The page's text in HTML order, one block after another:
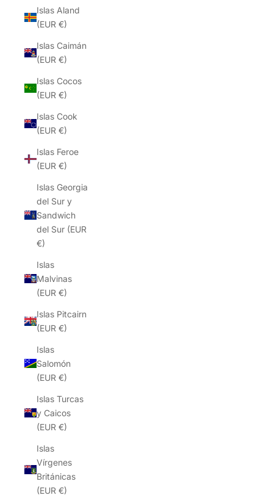
Islas Aland
(EUR €)
Islas Caimán
(EUR €)
Islas Cocos
(EUR €)
Islas Cook
(EUR €)
Islas Feroe
(EUR €)
Islas Georgia
del Sur y
Sandwich
del Sur (EUR
€)
Islas
Malvinas
(EUR €)
Islas Pitcairn
(EUR €)
Islas
Salomón
(EUR €)
Islas Turcas
y Caicos
(EUR €)
Islas
Vírgenes
Británicas
(EUR €)